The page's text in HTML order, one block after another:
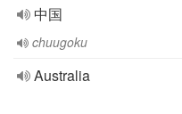
中国
chuugoku
Australia